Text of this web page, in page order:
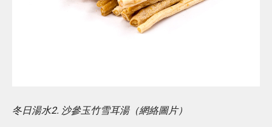
冬日湯水2. 沙參玉竹雪耳湯（網絡圖片）